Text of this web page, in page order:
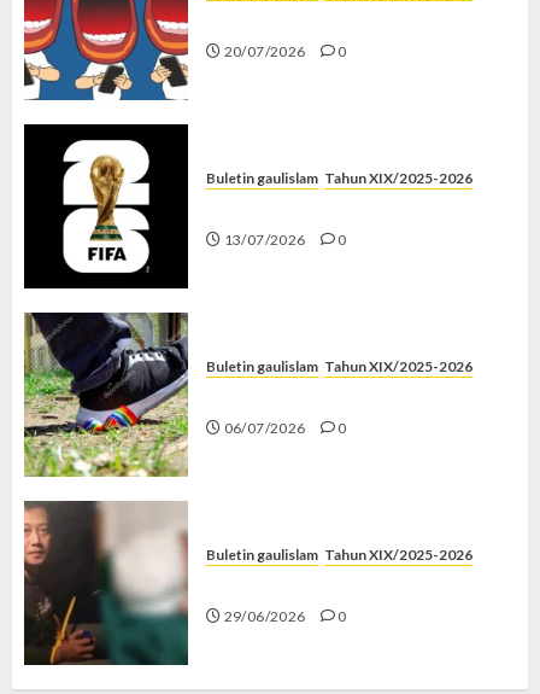
20/07/2026 0
Buletin gaulislam Tahun XIX/2025-2026
13/07/2026 0
Buletin gaulislam Tahun XIX/2025-2026
06/07/2026 0
Buletin gaulislam Tahun XIX/2025-2026
29/06/2026 0